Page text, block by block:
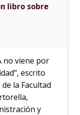
libro sobre
no viene por
escrito
la Facultad
y